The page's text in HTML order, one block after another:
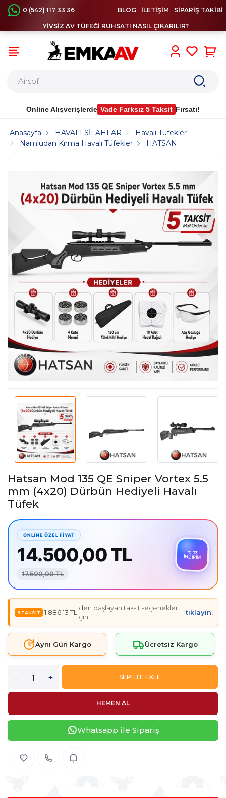
0 (542) 117 33 36 BLOG İLETİŞİM SİPARİŞ TAKİBİ
YİVSİZ AV TÜFEĞİ RUHSATI NASIL ÇIKARILIR?
Online Alışverişlerde Vade Farksız 5 Taksit Fırsatı!
Anasayfa HAVALI SİLAHLAR
Havalı Tüfekler
Namludan Kırma Havalı Tüfekler
HATSAN
Hatsan Mod 135 QE Sniper Vortex 5.5
mm (4x20) Dürbün Hediyeli Havalı
Tüfek
% 17
İNDİRİM
17.500,00 TL
14.500,00 TL
1.886,13 TL
'den başlayan taksit seçenekleri
için
tıklayın.
Aynı Gün Kargo Ücretsiz Kargo
- + SEPETE EKLE
HEMEN AL
Whatsapp ile Sipariş